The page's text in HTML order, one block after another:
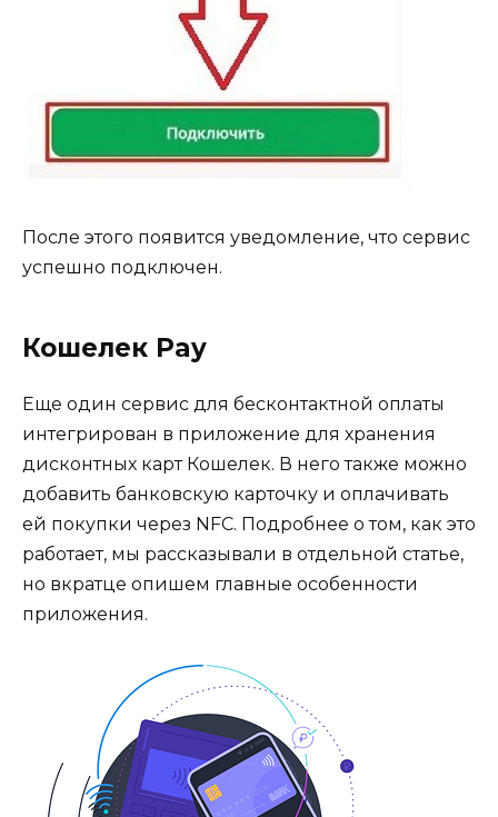
После этого появится уведомление, что сервис
успешно подключен.
Кошелек Pay
Еще один сервис для бесконтактной оплаты
интегрирован в приложение для хранения
дисконтных карт Кошелек. В него также можно
добавить банковскую карточку и оплачивать
ей покупки через NFC. Подробнее о том, как это
работает, мы рассказывали в отдельной статье,
но вкратце опишем главные особенности
приложения.